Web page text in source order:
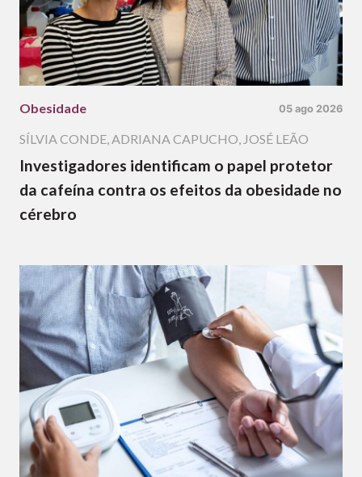
Obesidade 05 ago 2026
SÍLVIA CONDE,ADRIANA CAPUCHO, JOSÉ LEÃO
Investigadores identificam o papel protetor
da cafeína contra os efeitos da obesidade no
cérebro